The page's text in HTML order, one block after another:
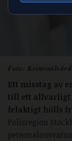
Foto:
Ett misstag av
till ett allvarligt
felaktigt hölls
Polisregion